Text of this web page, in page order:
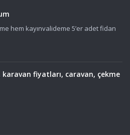
hem kayınvalideme 5’er adet fidan
karavan fiyatları, caravan, çekme